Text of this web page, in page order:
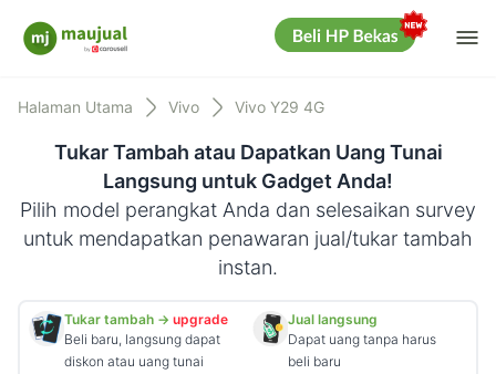
Maujual
Halaman Utama Vivo Vivo Y29 4G
Tukar Tambah atau Dapatkan Uang Tunai
Langsung untuk Gadget Anda!
Pilih model perangkat Anda dan selesaikan survey
untuk mendapatkan penawaran jual/tukar tambah
instan.
Tukar tambah → upgrade
Beli baru, langsung dapat
diskon atau uang tunai
Jual langsung
Dapat uang tanpa harus
beli baru